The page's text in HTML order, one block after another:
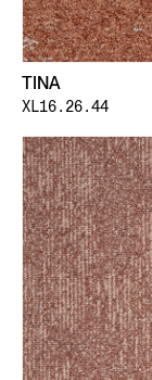
TINA
XL16.26.44